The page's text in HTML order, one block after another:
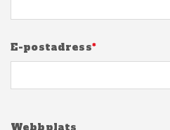
E-postadress*
Webbplats